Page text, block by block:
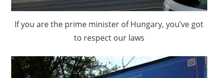
If you are the prime minister of Hungary, you’ve got
to respect our laws